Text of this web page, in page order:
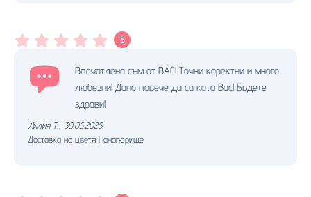
5
Впечатлена съм от ВАС! Точни коректни и много
любезни! Дано повече да са като Вас! Бъдете
здрави!
Лилия Т. 30.05.2025.
Доставка на цветя Панагюрище